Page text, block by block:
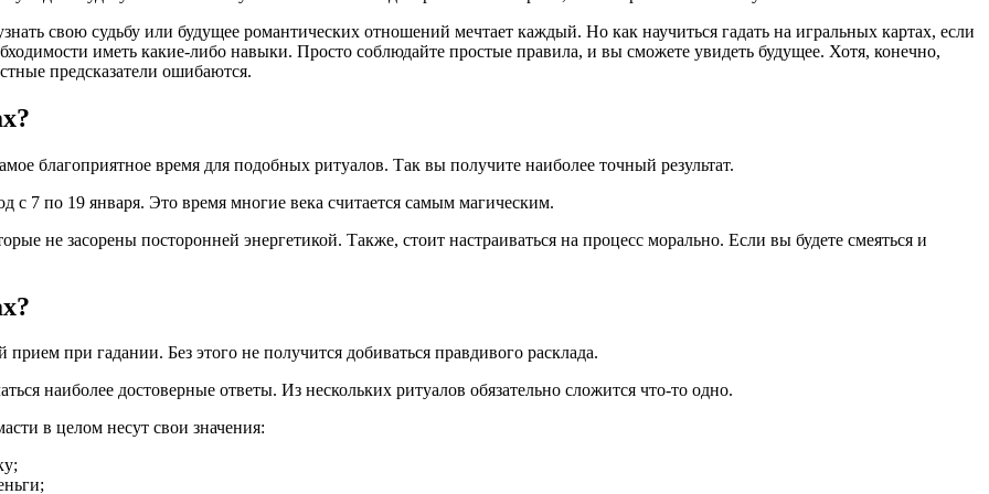
свою судьбу или будущее романтических отношений мечтает каждый. Но как научиться гадать на игральных картах, если
иметь какие-либо навыки. Просто соблюдайте простые правила, и вы сможете увидеть будущее. Хотя, конечно,
предсказатели ошибаются.
благоприятное время для подобных ритуалов. Так вы получите наиболее точный результат.
с 7 по 19 января. Это время многие века считается самым магическим.
не засорены посторонней энергетикой. Также, стоит настраиваться на процесс морально. Если вы будете смеяться и
при гадании. Без этого не получится добиваться правдивого расклада.
наиболее достоверные ответы. Из нескольких ритуалов обязательно сложится что-то одно.
в целом несут свои значения: